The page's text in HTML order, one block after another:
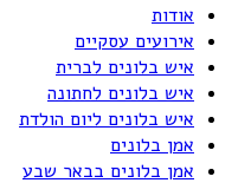
אודות
אירועים עסקיים
איש בלונים לברית
איש בלונים לחתונה
איש בלונים ליום הולדת
אמן בלונים
אמן בלונים בבאר שבע